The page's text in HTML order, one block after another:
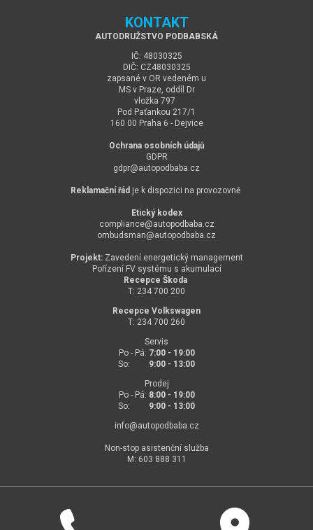
KONTAKT
AUTODRUŽSTVO PODBABSKÁ
IČ: 48030325
DIČ: CZ48030325
zapsané v OR vedeném u
MS v Praze, oddíl Dr
vložka 797
Pod Paťankou 217/1
160 00 Praha 6 - Dejvice
Ochrana osobních údajů
GDPR
gdpr@autopodbaba.cz
Reklamační řád je k dispozici na provozovně
Etický kodex
compliance@autopodbaba.cz
ombudsman@autopodbaba.cz
Projekt: Zavedení energetický management
Pořízení FV systému s akumulací
Recepce Škoda
T: 234 700 200
Recepce Volkswagen
T: 234 700 260
Servis
Po - Pá: 7:00 - 19:00
So: 9:00 - 13:00
Prodej
Po - Pá: 8:00 - 19:00
So: 9:00 - 13:00
info@autopodbaba.cz
Non-stop asistenční služba
M: 603 888 311